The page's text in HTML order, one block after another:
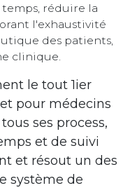
réduire la
l'exhaustivité
des patients,
clinique.
le tout 1ier
pour médecins
ses process,
et de suivi
et résout un des
système de